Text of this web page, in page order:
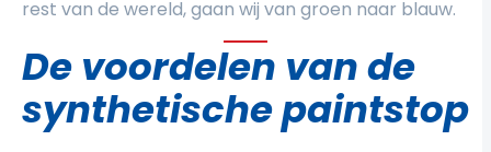
rest van de wereld, gaan wij van groen naar blauw.
De voordelen van de
synthetische paintstop